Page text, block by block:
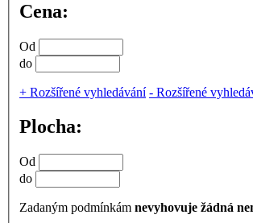
Cena:
Od
do
+ Rozšířené vyhledávání - Rozšířené
Plocha:
Od
do
Zadaným podmínkám nevyhovuje žádná